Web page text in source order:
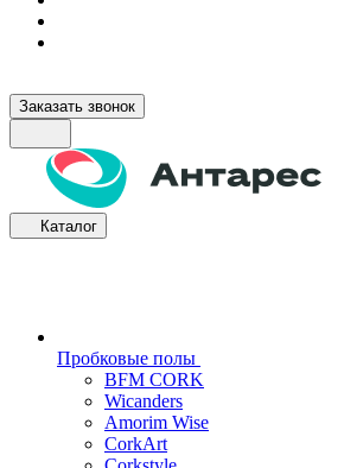
Заказать звонок
Каталог
Пробковые полы
BFM CORK
Wicanders
Amorim Wise
CorkArt